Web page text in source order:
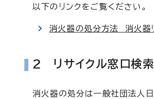
以下のリンクをご覧ください。
消火器の処分方法 消火器
2 リサイクル窓口検索
消火器の処分は一般社団法人